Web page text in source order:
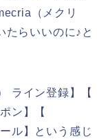
（メクリ
たらいいのに♪と
ライン登録】【
ン】【
ル】という感じ